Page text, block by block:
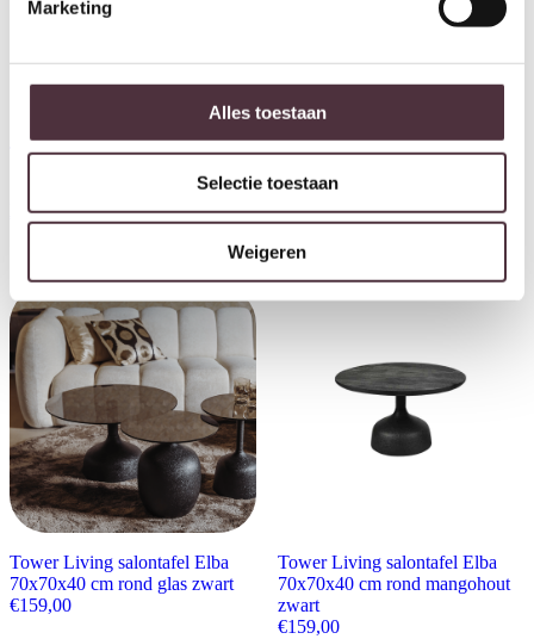
Marketing
Alles toestaan
Selectie toestaan
Weigeren
Tower Living salontafel Elba
70x70x40 cm rond mangohout
159,00
Tower Living salontafel Elba
70x70x40 cm rond glas
gebroken wit
€159,00
Tower Living salontafel Elba
70x70x40 cm rond glas zwart
€159,00
Tower Living salontafel Elba
70x70x40 cm rond mangohout
zwart
€159,00